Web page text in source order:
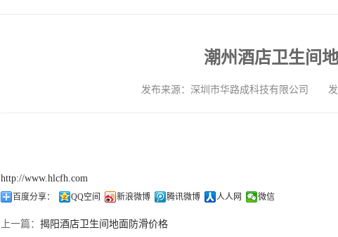
潮州酒店卫生间
发布来源：深圳市华路成科技有限公司
http://www.hlcfh.com
百度分享： QQ空间 新浪微博 腾讯微博 人人网 微信
上一篇： 揭阳酒店卫生间地面防滑价格